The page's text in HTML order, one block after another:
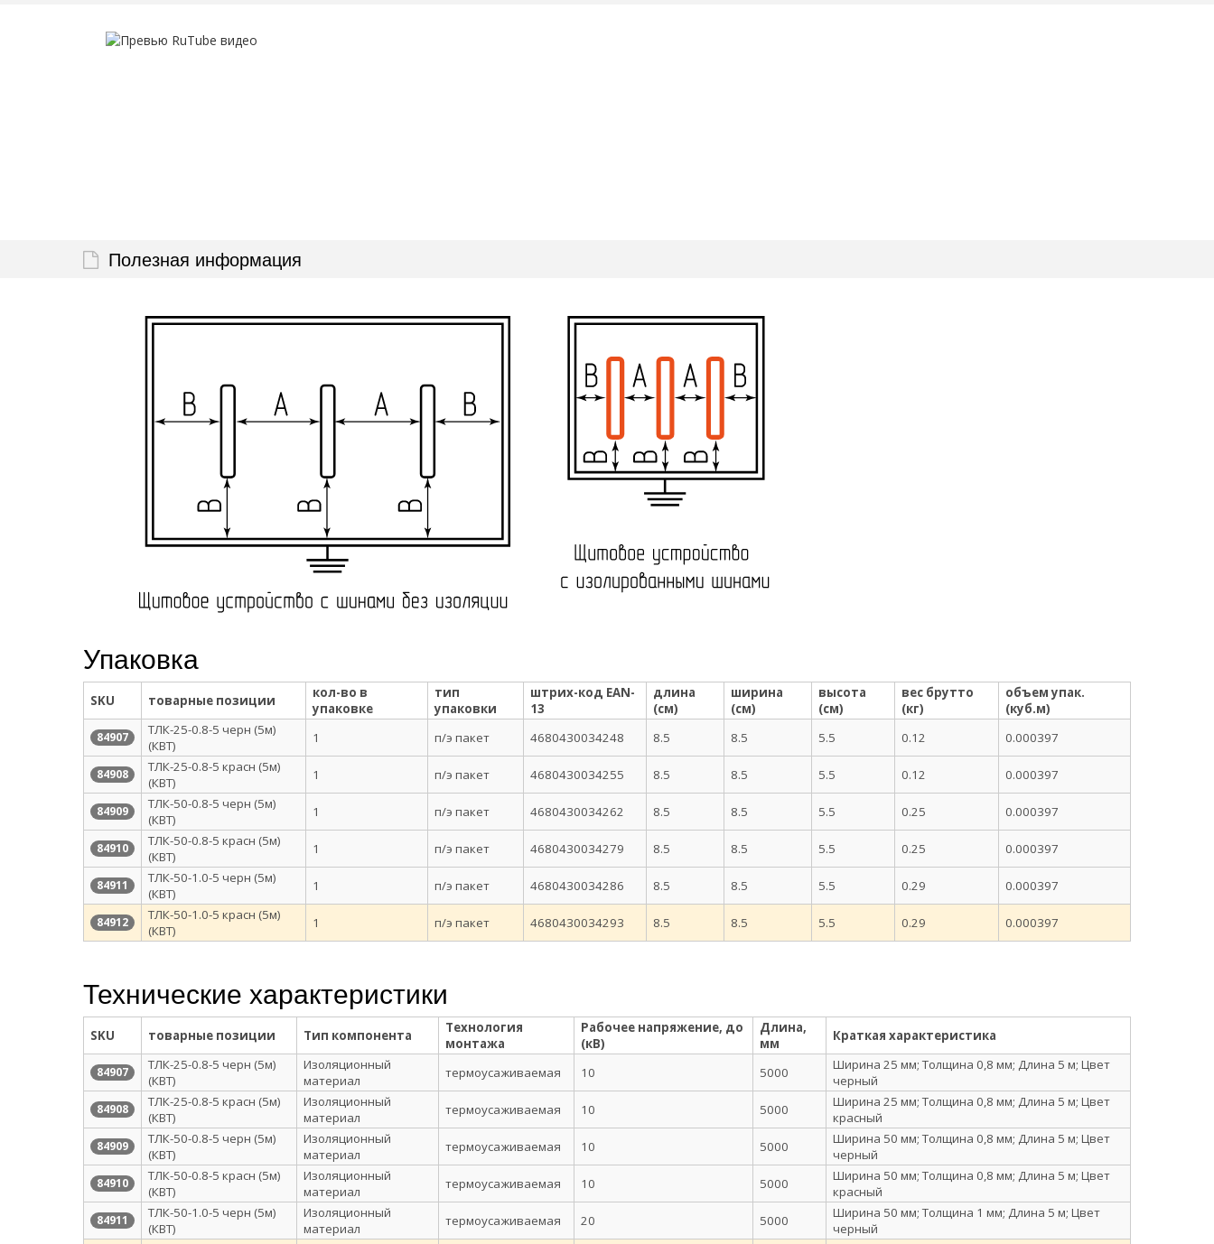
Полезная информация
Упаковка
SKU товарные позиции
кол-во в
упаковке
тип
упаковки
штрих-код EAN-
13
длина
(см)
ширина
(см)
высота
(см)
вес брутто
(кг)
объем упак.
(куб.м)
84907
ТЛК-25-0.8-5 черн (5м)
(КВТ)
1 п/э пакет 4680430034248 8.5 8.5 5.5 0.12 0.000397
84908
ТЛК-25-0.8-5 красн (5м)
(КВТ)
1 п/э пакет 4680430034255 8.5 8.5 5.5 0.12 0.000397
84909
ТЛК-50-0.8-5 черн (5м)
(КВТ)
1 п/э пакет 4680430034262 8.5 8.5 5.5 0.25 0.000397
84910
ТЛК-50-0.8-5 красн (5м)
(КВТ)
1 п/э пакет 4680430034279 8.5 8.5 5.5 0.25 0.000397
84911
ТЛК-50-1.0-5 черн (5м)
(КВТ)
1 п/э пакет 4680430034286 8.5 8.5 5.5 0.29 0.000397
84912
ТЛК-50-1.0-5 красн (5м)
(КВТ)
1 п/э пакет 4680430034293 8.5 8.5 5.5 0.29 0.000397
Технические характеристики
SKU товарные позиции Тип компонента
Технология
монтажа
Рабочее напряжение, до
(кВ)
Длина,
мм
Краткая характеристика
84907
ТЛК-25-0.8-5 черн (5м)
(КВТ)
Изоляционный
материал
термоусаживаемая 10 5000
Ширина 25 мм; Толщина 0,8 мм; Длина 5 м; Цвет
черный
84908
ТЛК-25-0.8-5 красн (5м)
(КВТ)
Изоляционный
материал
термоусаживаемая 10 5000
Ширина 25 мм; Толщина 0,8 мм; Длина 5 м; Цвет
красный
84909
ТЛК-50-0.8-5 черн (5м)
(КВТ)
Изоляционный
материал
термоусаживаемая 10 5000
Ширина 50 мм; Толщина 0,8 мм; Длина 5 м; Цвет
черный
84910
ТЛК-50-0.8-5 красн (5м)
(КВТ)
Изоляционный
материал
термоусаживаемая 10 5000
Ширина 50 мм; Толщина 0,8 мм; Длина 5 м; Цвет
красный
84911
ТЛК-50-1.0-5 черн (5м)
(КВТ)
Изоляционный
материал
термоусаживаемая 20 5000
Ширина 50 мм; Толщина 1 мм; Длина 5 м; Цвет
черный